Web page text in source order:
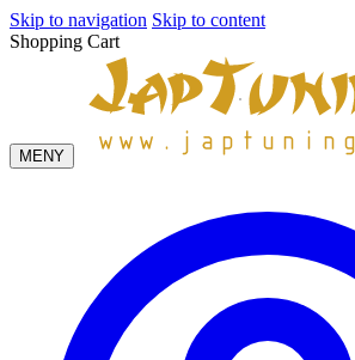
Skip to navigation Skip to content
Shopping Cart
MENY